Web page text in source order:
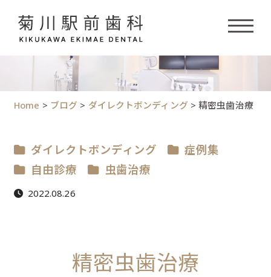
Home > ブログ > ダイレクトボンディング>精密虫歯治療
ダイレクトボンディング
症例集
自由診療
虫歯治療
2022.08.26
精密虫歯治療